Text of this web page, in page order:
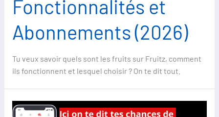
Fonctionnalités et
Abonnements (2026)
Tu veux savoir quels sont les fruits sur Fruitz, comment
ils fonctionnent et lesquel choisir ? On te dit tout.